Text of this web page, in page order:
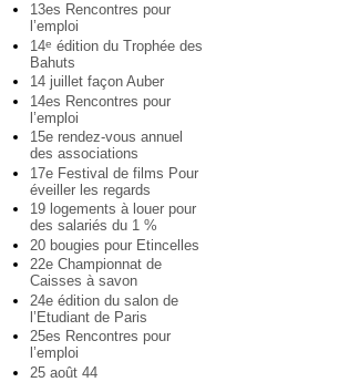
13es Rencontres pour
l’emploi
14e édition du Trophée des
Bahuts
14 juillet façon Auber
14es Rencontres pour
l’emploi
15e rendez-vous annuel
des associations
17e Festival de films Pour
éveiller les regards
19 logements à louer pour
des salariés du 1 %
20 bougies pour Etincelles
22e Championnat de
Caisses à savon
24e édition du salon de
l’Etudiant de Paris
25es Rencontres pour
l’emploi
25 août 44